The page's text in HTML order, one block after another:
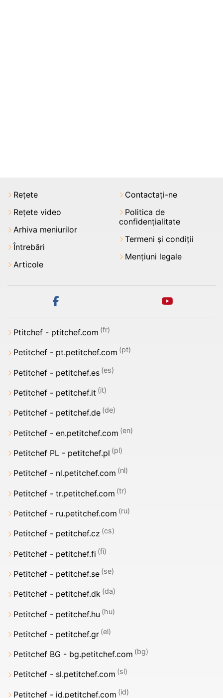
Rețete
Rețete video
Arhiva meniurilor
Întrebări
Articole
Contactați-ne
Politica de
confidențialitate
Termeni şi condiții
Mențiuni legale
facebook youtube
Ptitchef - ptitchef.com
Petitchef - pt.petitchef.com
Petitchef - petitchef.es
Petitchef - petitchef.it
Petitchef - petitchef.de
Petitchef - en.petitchef.com
Petitchef PL - petitchef.pl
Petitchef - nl.petitchef.com
Petitchef - tr.petitchef.com
Petitchef - ru.petitchef.com
Petitchef - petitchef.cz
Petitchef - petitchef.fi
Petitchef - petitchef.se
Petitchef - petitchef.dk
Petitchef - petitchef.hu
Petitchef - petitchef.gr
Petitchef BG - bg.petitchef.com
Petitchef - sl.petitchef.com
Petitchef - id.petitchef.com